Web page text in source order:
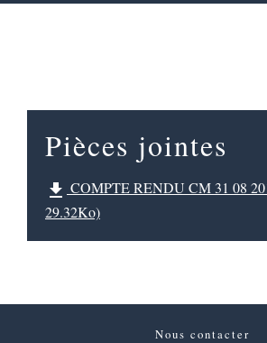
Pièces jointes
file_download COMPTE RENDU CM 31 08
29.32Ko)
Nous contacter